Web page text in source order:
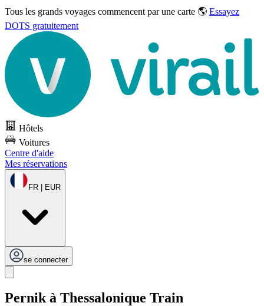
Tous les grands voyages commencent par une carte 🌎 Essayez
DOTS gratuitement
Hôtels
Voitures
Centre d'aide
Mes réservations
FR | EUR
se connecter
Pernik à Thessalonique Train